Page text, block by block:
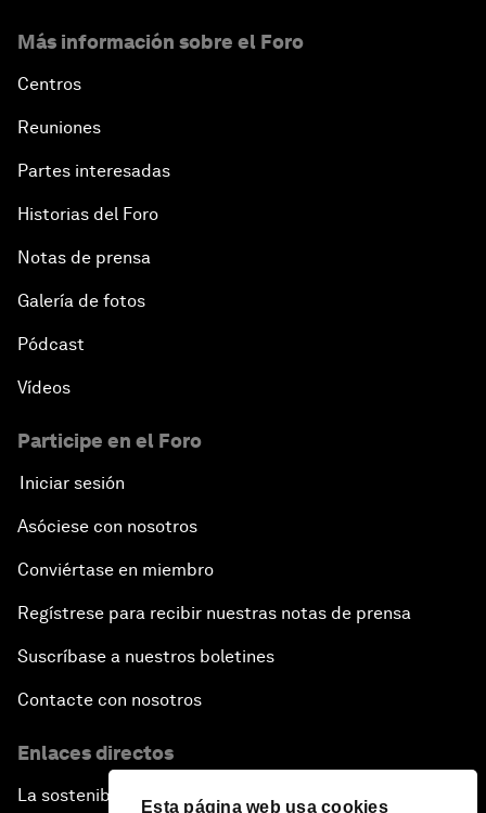
Esta página web usa cookies
Más información sobre el Foro
Centros
Reuniones
Partes interesadas
Historias del Foro
Notas de prensa
Galería de fotos
Pódcast
Vídeos
Participe en el Foro
Iniciar sesión
Asóciese con nosotros
Conviértase en miembro
Regístrese para recibir nuestras notas de prensa
Suscríbase a nuestros boletines
Contacte con nosotros
Enlaces directos
La sostenibilidad en el Foro